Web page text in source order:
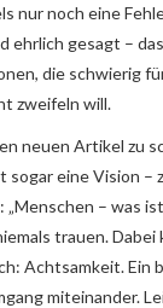
nur noch eine
ehrlich gesagt –
die schwierig
zweifeln will.
neuen Artikel zu
sogar eine Vision –
„Menschen – was
trauen.
Achtsamkeit. Ein
miteinander.